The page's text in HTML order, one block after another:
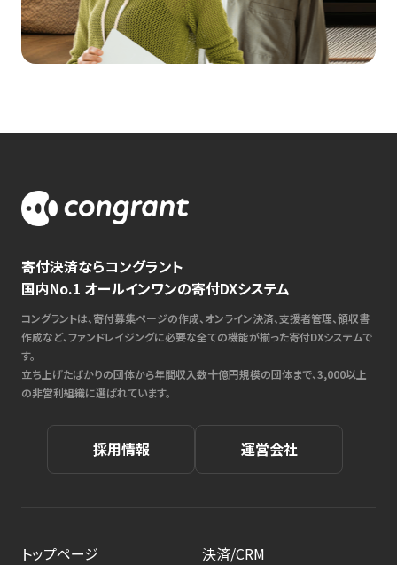
寄付決済ならコングラント
国内No.1 オールインワンの寄付DXシステム
コングラントは、寄付募集ページの作成、オンライン決済、支援者管理、領収書
作成など、ファンドレイジングに必要な全ての機能が揃った寄付DXシステムで
す。
立ち上げたばかりの団体から年間収入数十億円規模の団体まで、3,000以上
の非営利組織に選ばれています。
採用情報 運営会社
トップページ
決済/CRM